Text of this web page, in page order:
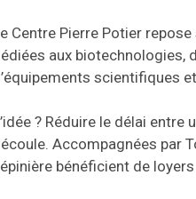
Centre Pierre Potier
aux biotechnologies,
scientifiques
? Réduire le délai
Accompagnées par
bénéficient de